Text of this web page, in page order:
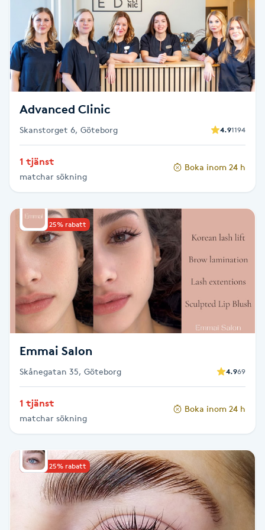
Sockring
Spa
Spa manikyr & pedikyr
Spa-manikyr
Spa-pedikyr
Spraytan
Stylist
Sugaring
Svensk massage
Svettbehandling
T
Tuina-massage
Tandblekning
Tandläkare
Tatuering
Tatueringsborttagning
Advanced Clinic
Skanstorget 6, Göteborg 4.91194
1 tjänst
matchar sökning
Boka inom 24 h
Upp till 25% rabatt
Emmai Salon
Skånegatan 35, Göteborg 4.969
1 tjänst
matchar sökning
Boka inom 24 h
Upp till 25% rabatt